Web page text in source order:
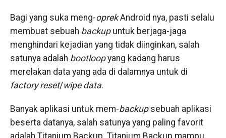
Bagi yang suka meng-oprekAndroid nya, pasti selalu
membuat sebuah backupuntuk berjaga-jaga
menghindari kejadian yang tidak diinginkan, salah
satunya adalah bootloopyang kadang harus
merelakan data yang ada di dalamnya untuk di
factory reset/wipe data.
Banyak aplikasi untuk mem-backupsebuah aplikasi
beserta datanya, salah satunya yang paling favorit
adalah Titanium Backup. Titanium Backup mampu